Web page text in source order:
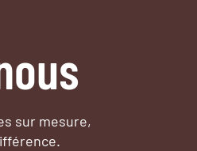
sur mesure,